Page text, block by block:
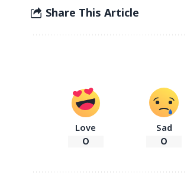
Share This Article
Love
0
Sad
0